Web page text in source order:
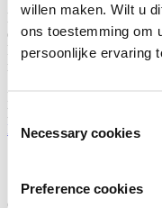
willen maken. Wilt u
ons toestemming om
persoonlijke ervaring
Toestemmingsselectie
Necessary cookies
Preference cookies
Bij shaked cocktails zoals
espresso martini is
Frothee toe en zie daar het
natuurlijke eiwit vervanger
Meer informatie:
Klik hier